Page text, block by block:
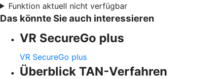
Funktion aktuell nicht verfügbar
Das könnte Sie auch interessieren
VR SecureGo plus
VR SecureGo plus
Überblick TAN-Verfahren